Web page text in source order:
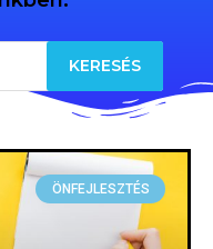
ÖNFEJLESZTÉS